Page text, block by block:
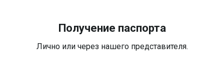
Получение паспорта
Лично или через нашего представителя.